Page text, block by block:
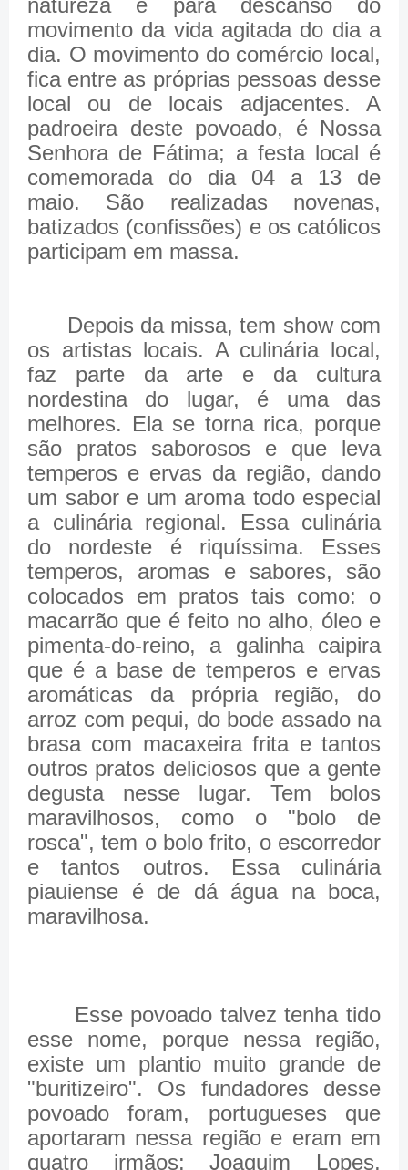
natureza e para descanso do
movimento da vida agitada do dia a
dia. O movimento do comércio local,
fica entre as próprias pessoas desse
local ou de locais adjacentes. A
padroeira deste povoado, é Nossa
Senhora de Fátima; a festa local é
comemorada do dia 04 a 13 de
maio. São realizadas novenas,
batizados (confissões) e os católicos
participam em massa.
Depois da missa, tem show com
os artistas locais. A culinária local,
faz parte da arte e da cultura
nordestina do lugar, é uma das
melhores. Ela se torna rica, porque
são pratos saborosos e que leva
temperos e ervas da região, dando
um sabor e um aroma todo especial
a culinária regional. Essa culinária
do nordeste é riquíssima. Esses
temperos, aromas e sabores, são
colocados em pratos tais como: o
macarrão que é feito no alho, óleo e
pimenta-do-reino, a galinha caipira
que é a base de temperos e ervas
aromáticas da própria região, do
arroz com pequi, do bode assado na
brasa com macaxeira frita e tantos
outros pratos deliciosos que a gente
degusta nesse lugar. Tem bolos
maravilhosos, como o "bolo de
rosca", tem o bolo frito, o escorredor
e tantos outros. Essa culinária
piauiense é de dá água na boca,
maravilhosa.
Esse povoado talvez tenha tido
esse nome, porque nessa região,
existe um plantio muito grande de
"buritizeiro". Os fundadores desse
povoado foram, portugueses que
aportaram nessa região e eram em
quatro irmãos: Joaquim Lopes,